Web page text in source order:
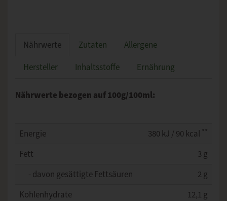
Nährwerte Zutaten
Allergene
Hersteller
Inhaltsstoffe Ernährung
Nährwerte bezogen auf 100g/100ml:
Energie 380 kJ / 90 kcal **
Fett
3 g
- davon gesättigte Fettsäuren
2 g
Kohlenhydrate
12,1 g